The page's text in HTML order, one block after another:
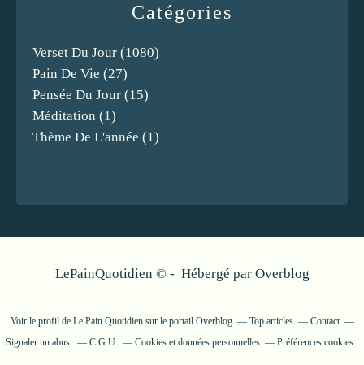
Catégories
Verset Du Jour (1080)
Pain De Vie (27)
Pensée Du Jour (15)
Méditation (1)
Thème De L'année (1)
LePainQuotidien © - Hébergé par Overblog
Voir le profil de Le Pain Quotidiensur le portail Overblog Top articles
Contact
Signaler un abus
C.G.U. Cookies et données personnelles Préférences cookies